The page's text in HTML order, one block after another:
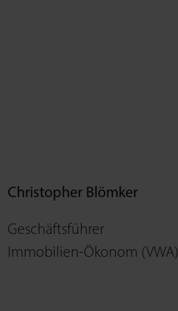
Christopher Blömker
Geschäftsführer
Immobilien-Ökonom (VWA)